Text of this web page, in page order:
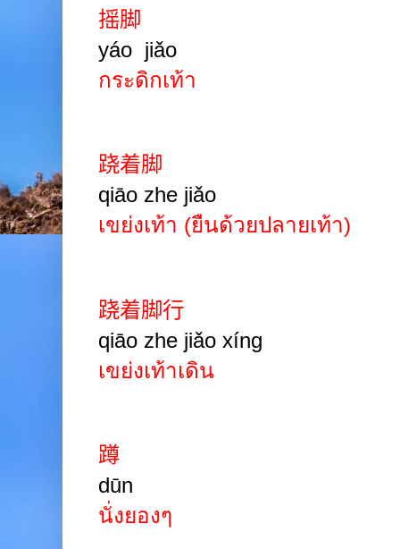
摇脚
yáo jiǎo
กระดิกเท้า
跷着脚
qiāo zhe jiǎo
เขย่งเท้า (ยืนด้วยปลายเท้า)
跷着脚行
qiāo zhe jiǎo xíng
เขย่งเท้าเดิน
蹲
dūn
นั่งยองๆ